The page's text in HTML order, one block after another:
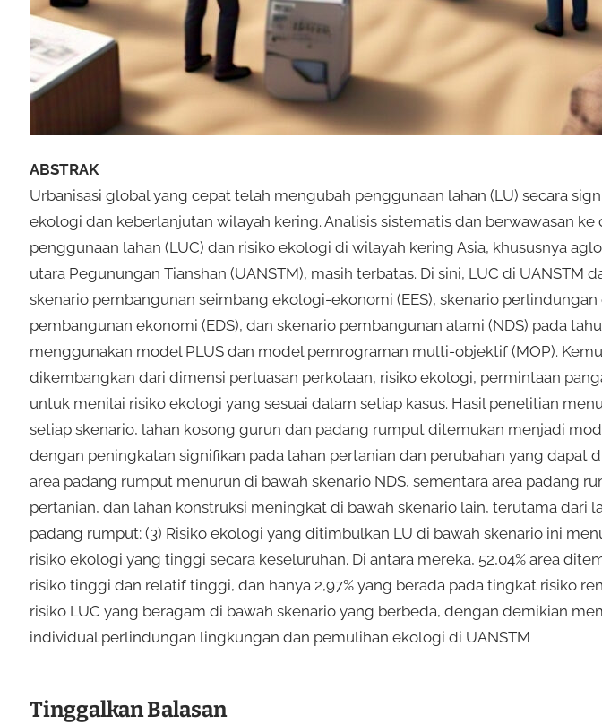
ABSTRAK
Urbanisasi global yang cepat telah mengubah penggunaan lahan (LU) secara
ekologi dan keberlanjutan wilayah kering. Analisis sistematis dan berwawasan
penggunaan lahan (LUC) dan risiko ekologi di wilayah kering Asia, khususnya
utara Pegunungan Tianshan (UANSTM), masih terbatas. Di sini, LUC di UANSTM
skenario pembangunan seimbang ekologi-ekonomi (EES), skenario perlindungan
pembangunan ekonomi (EDS), dan skenario pembangunan alami (NDS) pada
menggunakan model PLUS dan model pemrograman multi-objektif (MOP).
dikembangkan dari dimensi perluasan perkotaan, risiko ekologi, permintaan
untuk menilai risiko ekologi yang sesuai dalam setiap kasus. Hasil penelitian
setiap skenario, lahan kosong gurun dan padang rumput ditemukan menjadi
dengan peningkatan signifikan pada lahan pertanian dan perubahan yang dapat
area padang rumput menurun di bawah skenario NDS, sementara area padang
pertanian, dan lahan konstruksi meningkat di bawah skenario lain, terutama dari
padang rumput; (3) Risiko ekologi yang ditimbulkan LU di bawah skenario ini
risiko ekologi yang tinggi secara keseluruhan. Di antara mereka, 52,04% area
risiko tinggi dan relatif tinggi, dan hanya 2,97% yang berada pada tingkat risiko
risiko LUC yang beragam di bawah skenario yang berbeda, dengan demikian
individual perlindungan lingkungan dan pemulihan ekologi di UANSTM
Tinggalkan Balasan